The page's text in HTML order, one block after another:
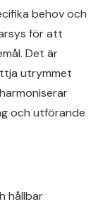
behov och
för att
Det är
utrymmet
och utförande
hållbar